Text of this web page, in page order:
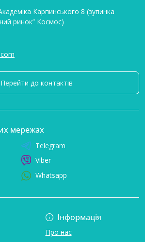
Карпинського 8 (зупинка
ринок” Космос)
Перейти до контактів
Інформація
Про нас
мережах
Telegram
Viber
Whatsapp